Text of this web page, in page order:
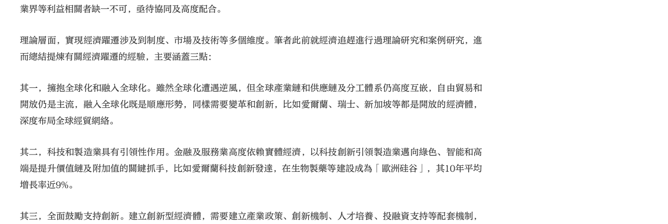
業界等利益相關者缺一不可，亟待協同及高度配合。
理論層面，實現經濟躍遷涉及到制度、市場及技術等多個維度。筆者此前就經濟追趕進行過理論研究和案例研究，進
而總結提煉有關經濟躍遷的經驗，主要涵蓋三點：
其一，擁抱全球化和融入全球化。雖然全球化遭遇逆風，但全球產業鏈和供應鏈及分工體系仍高度互嵌，自由貿易和
開放仍是主流，融入全球化既是順應形勢，同樣需要變革和創新，比如愛爾蘭、瑞士、新加坡等都是開放的經濟體，
深度布局全球經貿網絡。
其二，科技和製造業具有引領性作用。金融及服務業高度依賴實體經濟，以科技創新引領製造業邁向綠色、智能和高
端是提升價值鏈及附加值的關鍵抓手，比如愛爾蘭科技創新發達，在生物製藥等建設成為「歐洲硅谷」，其10年平均
增長率近9%。
其三，全面鼓勵支持創新。建立創新型經濟體，需要建立產業政策、創新機制、人才培養、投融資支持等配套機制，